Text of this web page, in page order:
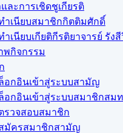
ละการเชิดชูเกียรติ
ำเนียบสมาชิกกิตติมศักดิ์
ำเนียบเกียติกีรติยาจารย์ รัง
พกิจกรรม
อกอินเข้าสู่ระบบสามัญ
อกอินเข้าสู่ระบบสมาชิกสม
รวจสอบสมาชิก
มัครสมาชิกสามัญ